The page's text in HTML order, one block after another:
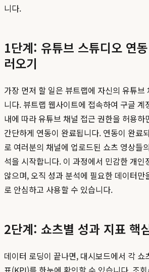
니다.
1단계: 유튜브 스튜디오 연
러오기
가장 먼저 할 일은 뷰트랩에 자신의 유튜브
니다. 뷰트랩 웹사이트에 접속하여 구글 계
내에 따라 유튜브 채널 접근 권한을 허용하
간단하게 연동이 완료됩니다. 연동이 완료
로 여러분의 채널에 업로드된 쇼츠 영상들
석을 시작합니다. 이 과정에서 민감한 개인
않으며, 오직 성과 분석에 필요한 데이터만
로 안심하고 사용할 수 있습니다.
2단계: 쇼츠별 성과 지표 핵
데이터 로딩이 끝나면, 대시보드에서 각 쇼